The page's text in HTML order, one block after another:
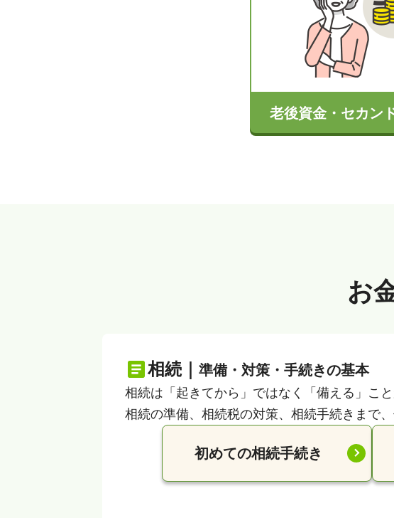
老後資金・セカン
お
相続｜ 準備・対策・手続きの基本
相続は「起きてから」ではなく「備える」こと
相続の準備、相続税の対策、相続手続きまで
初めての相続手続き